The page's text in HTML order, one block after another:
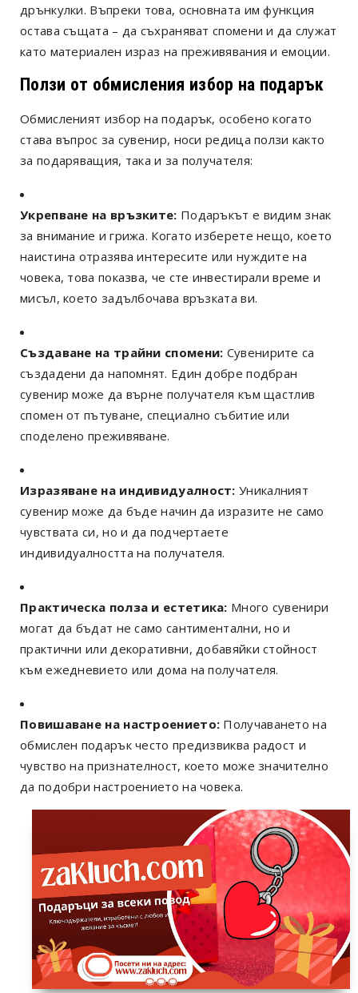
дрънкулки. Въпреки това, основната им функция
остава същата – да съхраняват спомени и да служат
като материален израз на преживявания и емоции.
Ползи от обмисления избор на подарък
Обмисленият избор на подарък, особено когато
става въпрос за сувенир, носи редица ползи както
за подаряващия, така и за получателя:
Укрепване на връзките: Подаръкът е видим знак
за внимание и грижа. Когато изберете нещо, което
наистина отразява интересите или нуждите на
човека, това показва, че сте инвестирали време и
мисъл, което задълбочава връзката ви.
Създаване на трайни спомени: Сувенирите са
създадени да напомнят. Един добре подбран
сувенир може да върне получателя към щастлив
спомен от пътуване, специално събитие или
споделено преживяване.
Изразяване на индивидуалност: Уникалният
сувенир може да бъде начин да изразите не само
чувствата си, но и да подчертаете
индивидуалността на получателя.
Практическа полза и естетика: Много сувенири
могат да бъдат не само сантиментални, но и
практични или декоративни, добавяйки стойност
към ежедневието или дома на получателя.
Повишаване на настроението: Получаването на
обмислен подарък често предизвиква радост и
чувство на признателност, което може значително
да подобри настроението на човека.